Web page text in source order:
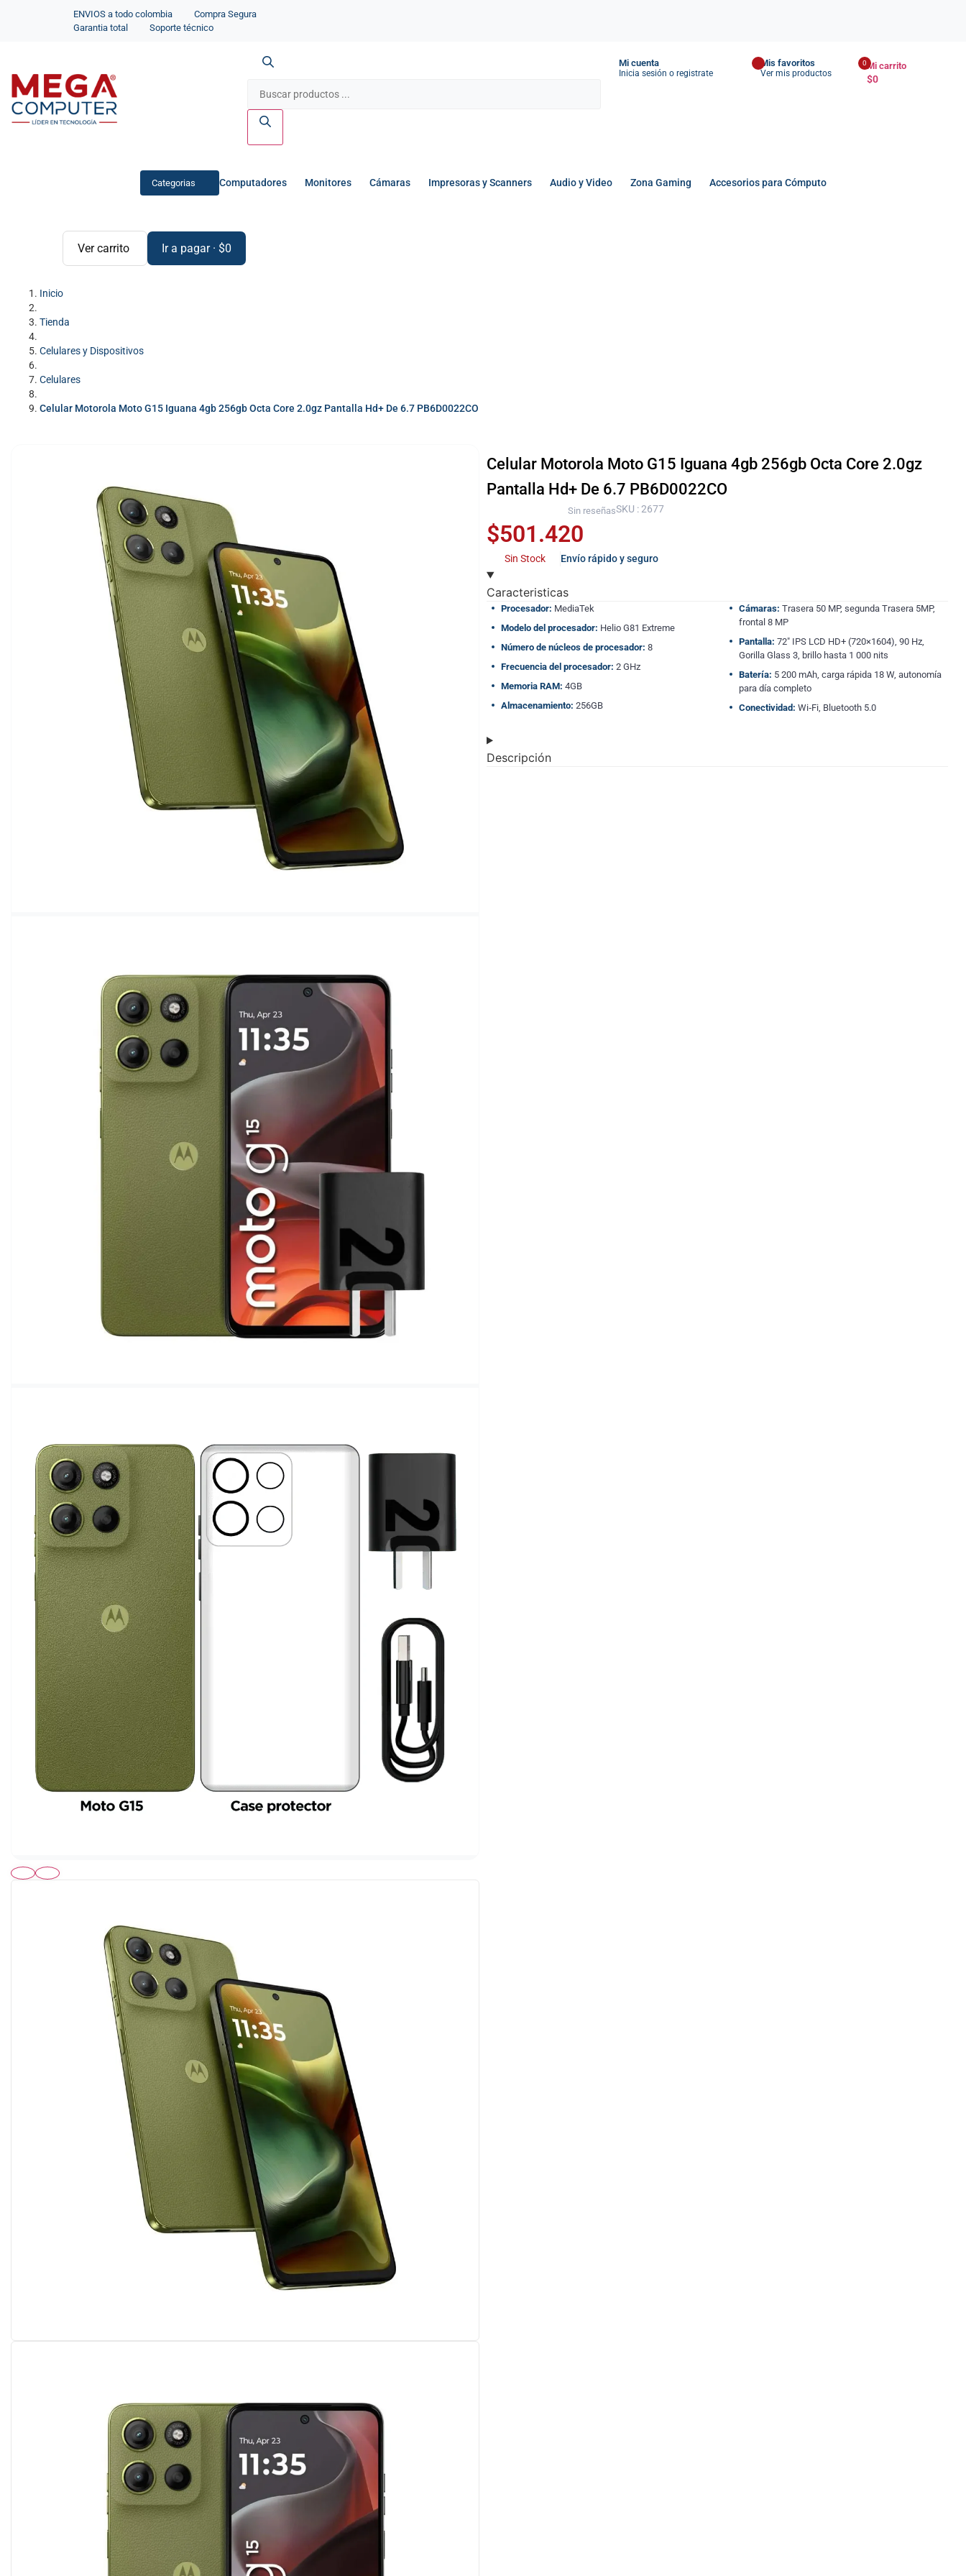
ENVIOS a todo colombia
Compra Segura
Garantia total
Soporte técnico
Mi cuenta
Inicia sesión o registrate
Mis favoritos
Ver mis productos
0Mi carrito
$0
Categorias Computadores Monitores Cámaras Impresoras y Scanners Audio y Video Zona Gaming Accesorios para Cómputo
Ver carrito Ir a pagar · $0
Inicio
Tienda
Celulares y Dispositivos
Celulares
Celular Motorola Moto G15 Iguana 4gb 256gb Octa Core 2.0gz Pantalla Hd+ De 6.7 PB6D0022CO
Celular Motorola Moto G15 Iguana 4gb 256gb Octa Core 2.0gz
Pantalla Hd+ De 6.7 PB6D0022CO
Sin reseñasSKU : 2677
$501.420
Sin Stock Envío rápido y seguro
Caracteristicas
Procesador: MediaTek
Modelo del procesador: Helio G81 Extreme
Número de núcleos de procesador: 8
Frecuencia del procesador: 2 GHz
Memoria RAM: 4GB
Almacenamiento: 256GB
Cámaras: Trasera 50 MP, segunda Trasera 5MP,
frontal 8 MP
Pantalla: 72″ IPS LCD HD+ (720×1604), 90 Hz,
Gorilla Glass 3, brillo hasta 1 000 nits
Batería: 5 200 mAh, carga rápida 18 W, autonomía
para día completo
Conectividad: Wi‑Fi, Bluetooth 5.0
Descripción